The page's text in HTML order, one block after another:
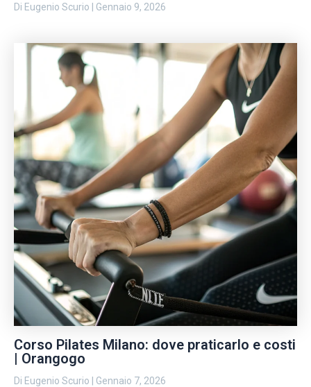
Di Eugenio Scurio | Gennaio 9, 2026
Corso Pilates Milano: dove praticarlo e costi
| Orangogo
Di Eugenio Scurio | Gennaio 7, 2026